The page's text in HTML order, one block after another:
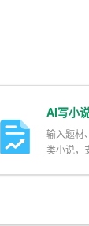
图片。让文
作效率。特
AI写小
输入题材
类小说，